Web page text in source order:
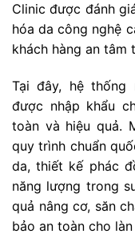
Clinic được đánh
hóa da công nghệ
khách hàng an tâm
Tại đây, hệ thống
được nhập khẩu
toàn và hiệu quả.
quy trình chuẩn
da, thiết kế phác
năng lượng trong
quả nâng cơ, săn
bảo an toàn cho làn